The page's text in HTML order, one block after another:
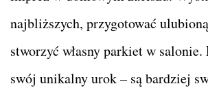
najbliższych, przygotować
stworzyć własny parkiet w
swój unikalny urok – są bardziej